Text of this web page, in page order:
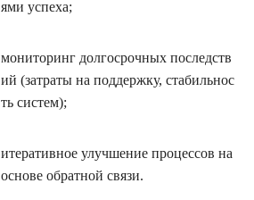
ями успеха;
мониторинг долгосрочных последств
ий (затраты на поддержку, стабильнос
ть систем);
итеративное улучшение процессов на
основе обратной связи.